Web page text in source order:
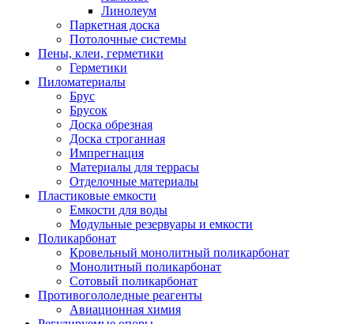
Линолеум
Паркетная доска
Потолочные системы
Пены, клеи, герметики
Герметики
Пиломатериалы
Брус
Брусок
Доска обрезная
Доска строганная
Импрегнация
Материалы для террасы
Отделочные материалы
Пластиковые емкости
Емкости для воды
Модульные резервуары и емкости
Поликарбонат
Кровельный монолитный поликарбонат
Монолитный поликарбонат
Сотовый поликарбонат
Противогололедные реагенты
Авиационная химия